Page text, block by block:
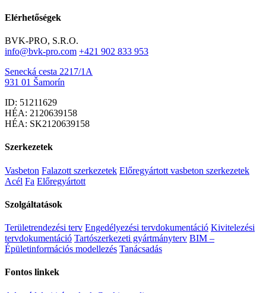
Elérhetőségek
BVK-PRO, S.R.O.
info@bvk-pro.com +421 902 833 953
Senecká cesta 2217/1A
931 01 Šamorín
ID: 51211629
HÉA: 2120639158
HÉA: SK2120639158
Szerkezetek
Vasbeton Falazott szerkezetek Előregyártott vasbeton szerkezetek
Acél Fa Előregyártott
Szolgáltatások
Területrendezési terv Engedélyezési tervdokumentáció Kivitelezési
tervdokumentáció Tartószerkezeti gyártmányterv BIM –
Épületinformációs modellezés Tanácsadás
Fontos linkek